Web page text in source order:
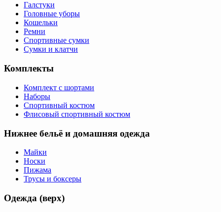
Галстуки
Головные уборы
Кошельки
Ремни
Спортивные сумки
Сумки и клатчи
Комплекты
Комплект с шортами
Наборы
Спортивный костюм
Флисовый спортивный костюм
Нижнее бельё и домашняя одежда
Майки
Носки
Пижама
Трусы и боксеры
Одежда (верх)